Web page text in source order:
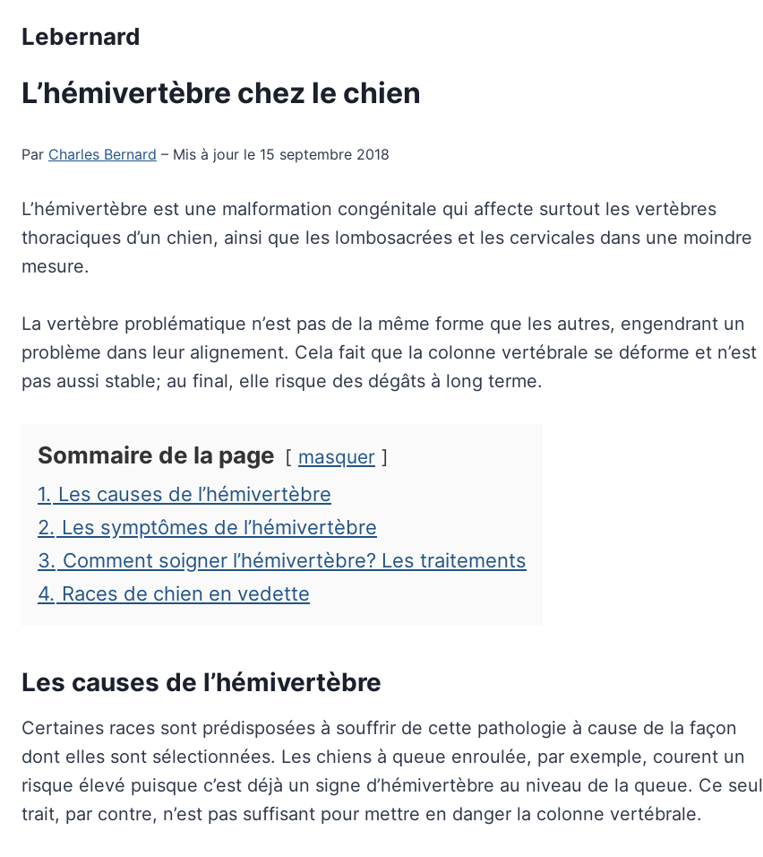
Lebernard
L’hémivertèbre chez le chien
Par Charles Bernard – Mis à jour le 15 septembre 2018
L’hémivertèbre est une malformation congénitale qui affecte surtout les vertèbres
thoraciques d’un chien, ainsi que les lombosacrées et les cervicales dans une moindre
mesure.
La vertèbre problématique n’est pas de la même forme que les autres, engendrant un
problème dans leur alignement. Cela fait que la colonne vertébrale se déforme et n’est
pas aussi stable; au final, elle risque des dégâts à long terme.
Sommaire de la page masquer
1. Les causes de l’hémivertèbre
2. Les symptômes de l’hémivertèbre
3. Comment soigner l’hémivertèbre? Les traitements
4. Races de chien en vedette
Les causes de l’hémivertèbre
Certaines races sont prédisposées à souffrir de cette pathologie à cause de la façon
dont elles sont sélectionnées. Les chiens à queue enroulée, par exemple, courent un
risque élevé puisque c’est déjà un signe d’hémivertèbre au niveau de la queue. Ce seul
trait, par contre, n’est pas suffisant pour mettre en danger la colonne vertébrale.